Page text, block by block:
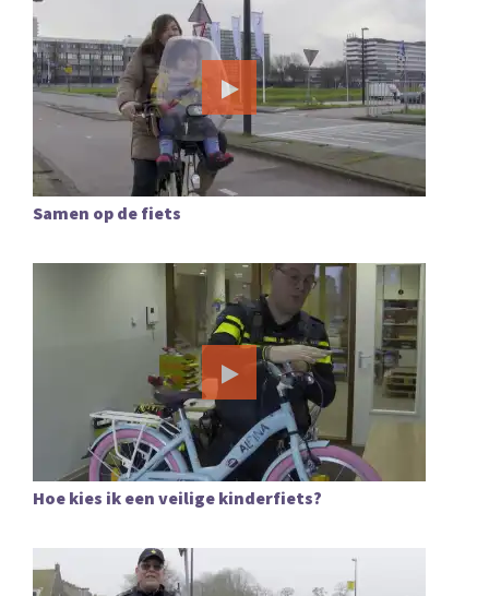
Samen op de fiets
Hoe kies ik een veilige kinderfiets?